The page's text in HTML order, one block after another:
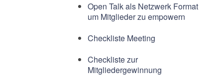
Open Talk als Netzwerk Format
um Mitglieder zu empowern
Checkliste Meeting
Checkliste zur
Mitgliedergewinnung